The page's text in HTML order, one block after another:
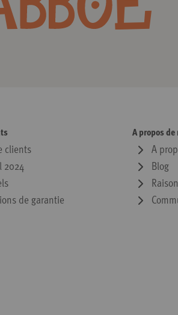
clients
2024
de garantie
A propos de
A
Blog